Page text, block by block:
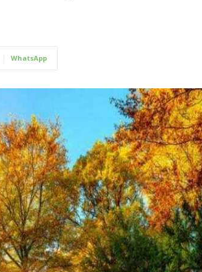
WhatsApp